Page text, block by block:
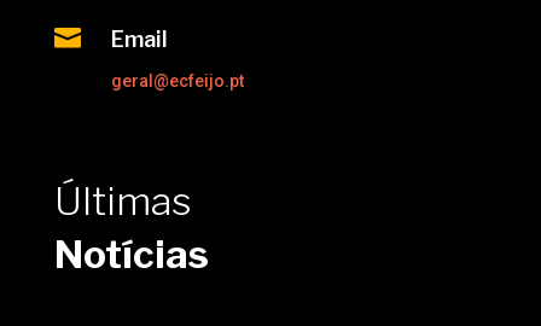
 Email
geral@ecfeijo.pt
Últimas
Notícias